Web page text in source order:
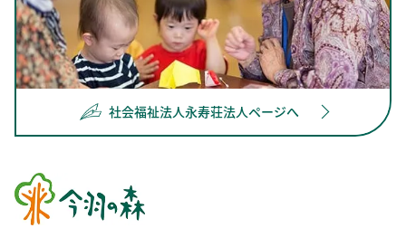
社会福祉法人永寿荘法人ページへ